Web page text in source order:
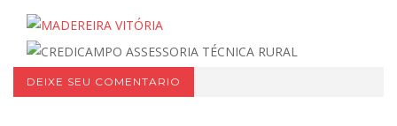
DEIXE SEU COMENTARIO